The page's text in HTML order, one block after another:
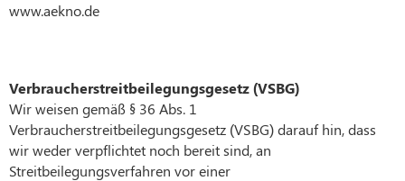
www.aekno.de
Verbraucherstreitbeilegungsgesetz (VSBG)
Wir weisen gemäß § 36 Abs. 1
Verbraucherstreitbeilegungsgesetz (VSBG) darauf hin, dass
wir weder verpflichtet noch bereit sind, an
Streitbeilegungsverfahren vor einer